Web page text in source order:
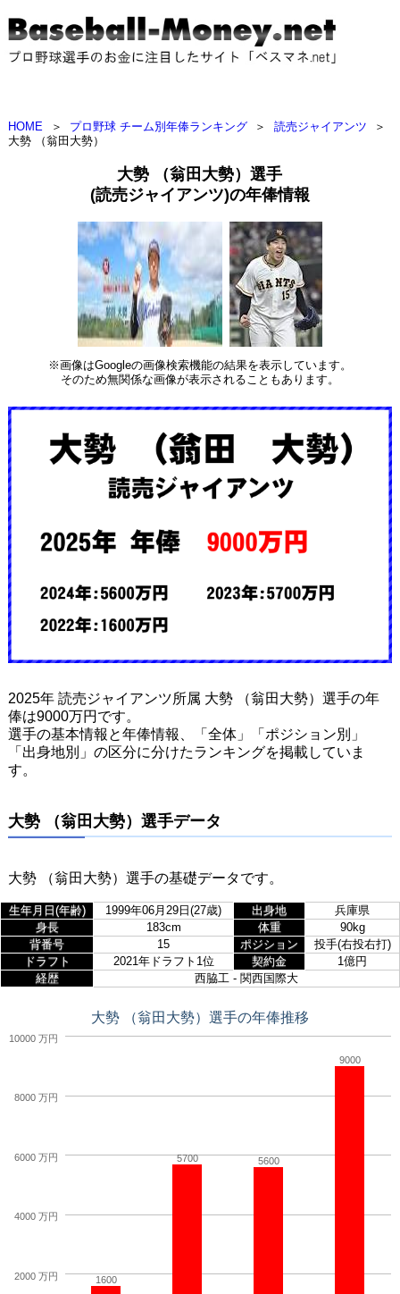
HOME ＞ プロ野球 チーム別年俸ランキング ＞ 読売ジャイアンツ
＞
大勢 （翁田大勢）
大勢 （翁田大勢）選手
(読売ジャイアンツ)の年俸情報
※画像はGoogleの画像検索機能の結果を表示しています。
そのため無関係な画像が表示されることもあります。
2025年 読売ジャイアンツ所属 大勢 （翁田大勢）選手の年
俸は9000万円です。
選手の基本情報と年俸情報、「全体」「ポジション別」
「出身地別」の区分に分けたランキングを掲載していま
す。
大勢 （翁田大勢）選手データ
大勢 （翁田大勢）選手の基礎データです。
生年月日(年齢) 1999年06月29日(27歳) 出身地
兵庫県
身長
183cm 体重
90kg
背番号
15 ポジション
投手(右投右打)
ドラフト
2021年ドラフト1位 契約金
1億円
経歴
西脇工 - 関西国際大
大勢 （翁田大勢）選手の年俸推移
1600
5700 5600
9000
2000 万円
4000 万円
6000 万円
8000 万円
10000 万円